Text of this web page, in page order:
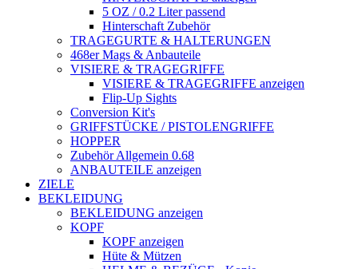
5 OZ / 0.2 Liter passend
Hinterschaft Zubehör
TRAGEGURTE & HALTERUNGEN
468er Mags & Anbauteile
VISIERE & TRAGEGRIFFE
VISIERE & TRAGEGRIFFE anzeigen
Flip-Up Sights
Conversion Kit's
GRIFFSTÜCKE / PISTOLENGRIFFE
HOPPER
Zubehör Allgemein 0.68
ANBAUTEILE anzeigen
ZIELE
BEKLEIDUNG
BEKLEIDUNG anzeigen
KOPF
KOPF anzeigen
Hüte & Mützen